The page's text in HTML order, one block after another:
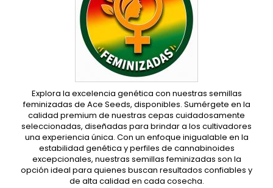
Explora la excelencia genética con nuestras semillas
feminizadas de Ace Seeds, disponibles. Sumérgete en la
calidad premium de nuestras cepas cuidadosamente
seleccionadas, diseñadas para brindar a los cultivadores
una experiencia única. Con un enfoque inigualable en la
estabilidad genética y perfiles de cannabinoides
excepcionales, nuestras semillas feminizadas son la
opción ideal para quienes buscan resultados confiables y
de alta calidad en cada cosecha.